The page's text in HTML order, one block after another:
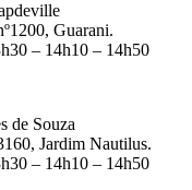
Guarani.
– 14h10 – 14h50
de Souza
Jardim Nautilus.
– 14h10 – 14h50